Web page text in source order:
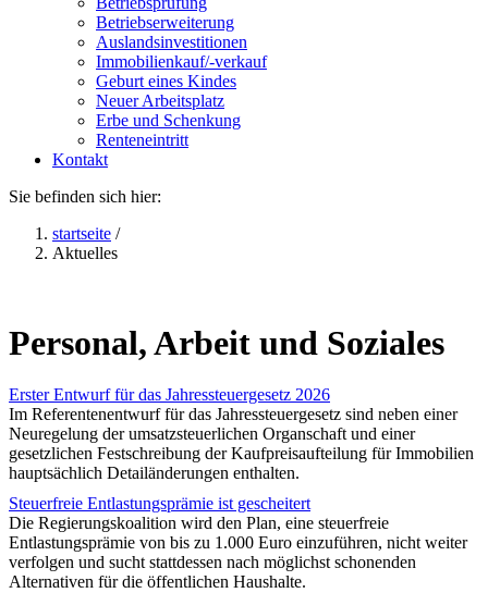
Betriebserweiterung
Auslandsinvestitionen
Immobilienkauf/-verkauf
Geburt eines Kindes
Neuer Arbeitsplatz
Erbe und Schenkung
Renteneintritt
Kontakt
Sie befinden sich hier:
startseite /
Aktuelles
Personal, Arbeit und Soziales
Erster Entwurf für das Jahressteuergesetz 2026
Im Referentenentwurf für das Jahressteuergesetz sind neben einer
Neuregelung der umsatzsteuerlichen Organschaft und einer
gesetzlichen Festschreibung der Kaufpreisaufteilung für Immobilien
hauptsächlich Detailänderungen enthalten.
Steuerfreie Entlastungsprämie ist gescheitert
Die Regierungskoalition wird den Plan, eine steuerfreie
Entlastungsprämie von bis zu 1.000 Euro einzuführen, nicht weiter
verfolgen und sucht stattdessen nach möglichst schonenden
Alternativen für die öffentlichen Haushalte.